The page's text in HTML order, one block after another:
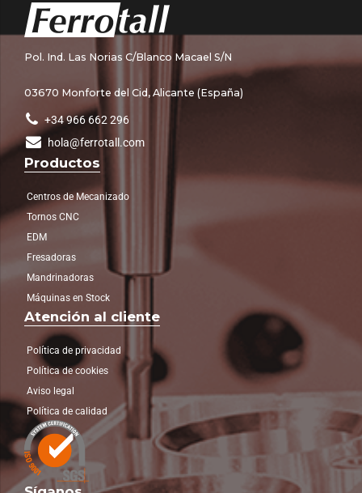
Pol. Ind. Las Norias C/Blanco Macael S/N
03670 Monforte del Cid, Alicante (España)
+34 966 662 296
hola@ferrotall.com
Productos
Centros de Mecanizado
Tornos CNC
EDM
Fresadoras
Mandrinadoras
Máquinas en Stock
Atención al cliente
Política de privacidad
Política de cookies
Aviso legal
Política de calidad